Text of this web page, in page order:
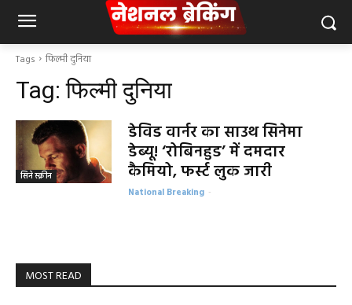
Tags फिल्मी दुनिया
Tag:फिल्मी दुनिया
सिने स्क्रीन
डेविड वार्नर का साउथ सिनेमा
डेब्यू! ‘रोबिनहुड’ में दमदार
कैमियो, फर्स्ट लुक जारी
National Breaking -
MOST READ